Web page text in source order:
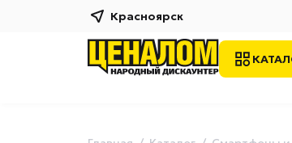
Красноярск